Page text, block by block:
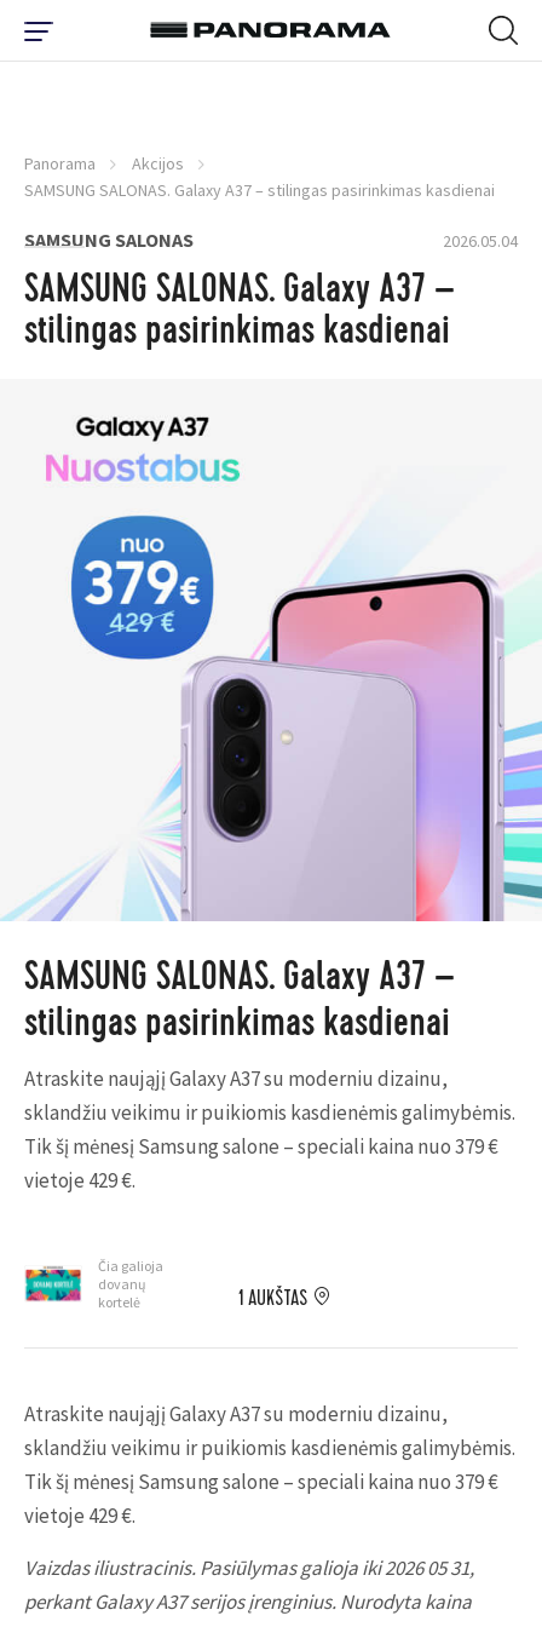
Panorama
Akcijos
SAMSUNG SALONAS. Galaxy A37 – stilingas pasirinkimas kasdienai
SAMSUNG SALONAS 2026.05.04
SAMSUNG SALONAS. Galaxy A37 –
stilingas pasirinkimas kasdienai
SAMSUNG SALONAS. Galaxy A37 –
stilingas pasirinkimas kasdienai
Atraskite naująjį Galaxy A37 su moderniu dizainu,
sklandžiu veikimu ir puikiomis kasdienėmis galimybėmis.
Tik šį mėnesį Samsung salone – speciali kaina nuo 379 €
vietoje 429 €.
Čia galioja
dovanų
kortelė
1 AUKŠTAS
Atraskite naująjį Galaxy A37 su moderniu dizainu,
sklandžiu veikimu ir puikiomis kasdienėmis galimybėmis.
Tik šį mėnesį Samsung salone – speciali kaina nuo 379 €
vietoje 429 €.
Vaizdas iliustracinis. Pasiūlymas galioja iki 2026 05 31,
perkant Galaxy A37 serijos įrenginius. Nurodyta kaina